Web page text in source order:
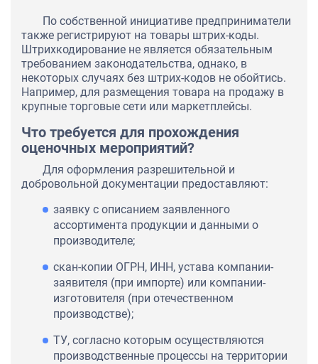
По собственной инициативе предприниматели
также регистрируют на товары штрих-коды.
Штрихкодирование не является обязательным
требованием законодательства, однако, в
некоторых случаях без штрих-кодов не обойтись.
Например, для размещения товара на продажу в
крупные торговые сети или маркетплейсы.
Что требуется для прохождения
оценочных мероприятий?
Для оформления разрешительной и
добровольной документации предоставляют:
заявку с описанием заявленного
ассортимента продукции и данными о
производителе;
скан-копии ОГРН, ИНН, устава компании-
заявителя (при импорте) или компании-
изготовителя (при отечественном
производстве);
ТУ, согласно которым осуществляются
производственные процессы на территории